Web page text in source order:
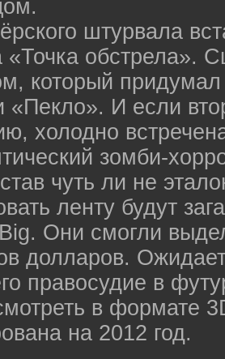
штурвала
«Точка обстрела».
который
«Пекло». И если
холодно
зомби-
чуть ли не
ленту будут
Они смогли
долларов.
правосудие в
в формате
на 2012 год.